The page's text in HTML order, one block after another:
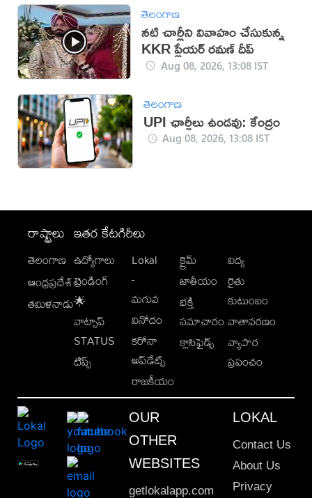
తెలంగాణ
నటి చార్లీని వివాహం చేసుకున్న
KKR ప్లేయర్ రమణ్ దీప్
Aug 08, 2026, 13:08 IST
తెలంగాణ
UPI ఛార్జీలు ఉండవు: కేంద్రం
Aug 08, 2026, 13:08 IST
రాష్ట్రాలు
తెలంగాణ
ఆంధ్రప్రదేశ్
తమిళనాడు
ఇతర కేటగిరీలు
ఉద్యోగాలు
ట్రెండింగ్
🌟
వాట్సాప్
STATUS
టిప్స్
Lokal
-
మగువ
వినోదం
కరోనా
అప్‌డేట్స్
రాజకీయం
క్రైమ్
జాతీయం
భక్తి
సమాచారం
క్లాసిఫైడ్స్
విద్య
రైతు
కుటుంబం
వాతావరణం
వ్యాపార
ప్రపంచం
OUR
OTHER
WEBSITES
getlokalapp.com
LOKAL
Contact Us
About Us
Privacy